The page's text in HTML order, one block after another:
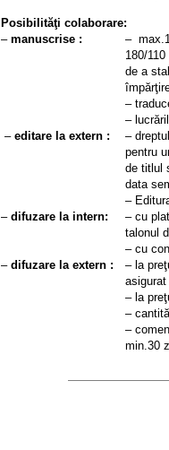
Posibilităţi colaborare:
– manuscrise :
–
180/
de a
–
–
– editare la extern :
–
pentru
de titlul
data
–
– difuzare la intern:
– cu
talonul
– cu
– difuzare la extern :
– la
– la
–
–
min.30